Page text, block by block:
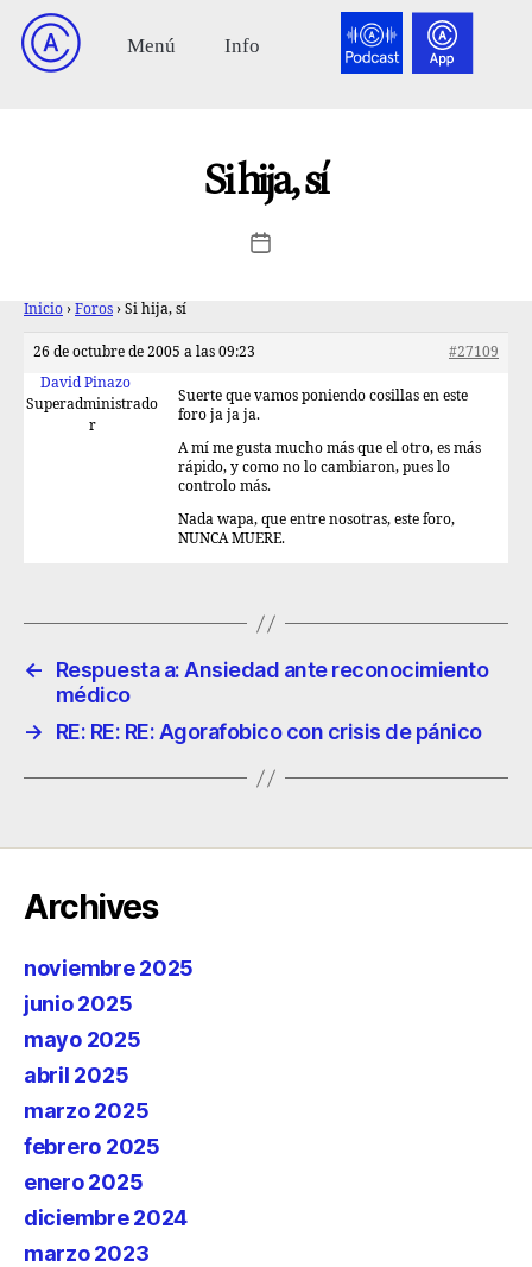
Si hija, sí
Inicio › Foros › Si hija, sí
26 de octubre de 2005 a las 09:23
#27109
David Pinazo
Superadministrado
r
Suerte que vamos poniendo cosillas en este
foro ja ja ja.
A mí me gusta mucho más que el otro, es más
rápido, y como no lo cambiaron, pues lo
controlo más.
Nada wapa, que entre nosotras, este foro,
NUNCA MUERE.
←
Respuesta a: Ansiedad ante reconocimiento
médico
→
RE: RE: RE: Agorafobico con crisis de pánico
Archives
noviembre 2025
junio 2025
mayo 2025
abril 2025
marzo 2025
febrero 2025
enero 2025
diciembre 2024
marzo 2023